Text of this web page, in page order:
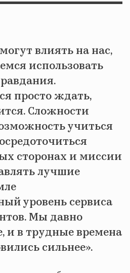
влиять на нас,
использовать
просто ждать,
Сложности
учиться
сторонах и миссии
лучшие
уровень сервиса
Мы давно
и в трудные времена
сильнее».